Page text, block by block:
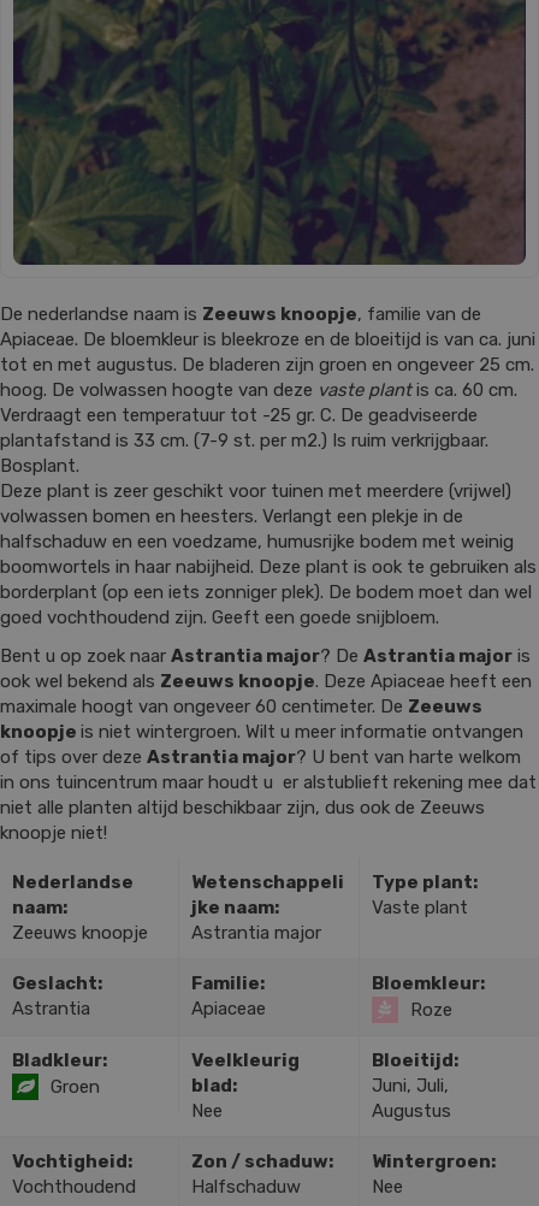
De nederlandse naam is Zeeuws knoopje, familie van de
Apiaceae. De bloemkleur is bleekroze en de bloeitijd is van ca. juni
tot en met augustus. De bladeren zijn groen en ongeveer 25 cm.
hoog. De volwassen hoogte van deze vaste plantis ca. 60 cm.
Verdraagt een temperatuur tot -25 gr. C. De geadviseerde
plantafstand is 33 cm. (7-9 st. per m2.) Is ruim verkrijgbaar.
Bosplant.
Deze plant is zeer geschikt voor tuinen met meerdere (vrijwel)
volwassen bomen en heesters. Verlangt een plekje in de
halfschaduw en een voedzame, humusrijke bodem met weinig
boomwortels in haar nabijheid. Deze plant is ook te gebruiken als
borderplant (op een iets zonniger plek). De bodem moet dan wel
goed vochthoudend zijn. Geeft een goede snijbloem.
Bent u op zoek naar Astrantia major? De Astrantia major is
ook wel bekend als Zeeuws knoopje. Deze Apiaceae heeft een
maximale hoogt van ongeveer 60 centimeter. De Zeeuws
knoopje is niet wintergroen. Wilt u meer informatie ontvangen
of tips over deze Astrantia major? U bent van harte welkom
in ons tuincentrum maar houdt u er alstublieft rekening mee dat
niet alle planten altijd beschikbaar zijn, dus ook de Zeeuws
knoopje niet!
Nederlandse
naam:
Zeeuws knoopje
Wetenschappeli
jke naam:
Astrantia major
Type plant:
Vaste plant
Geslacht:
Astrantia
Familie:
Apiaceae
Bloemkleur:
Roze
Bladkleur:
Groen
Veelkleurig
blad:
Nee
Bloeitijd:
Juni, Juli,
Augustus
Vochtigheid:
Vochthoudend
Zon / schaduw:
Halfschaduw
Wintergroen:
Nee